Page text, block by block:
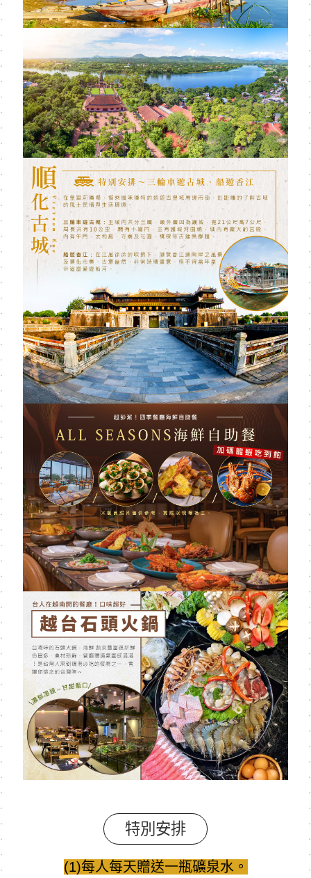
特別安排
(1)每人每天贈送一瓶礦泉水。